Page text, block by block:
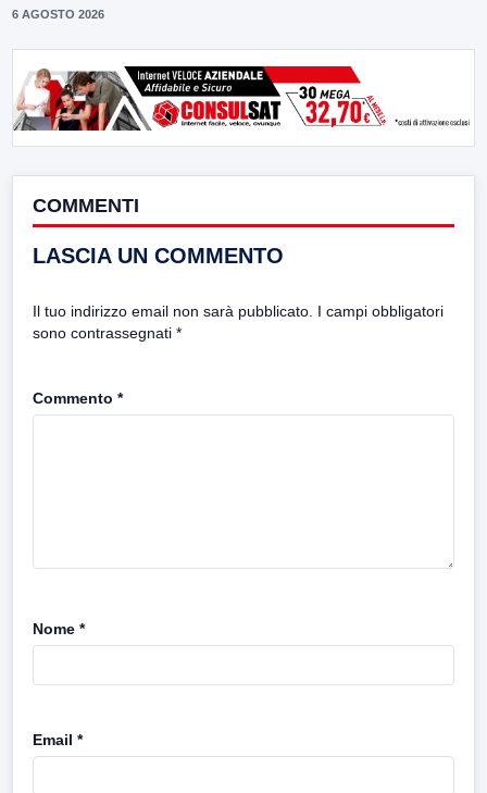
6 AGOSTO 2026
COMMENTI
LASCIA UN COMMENTO
Il tuo indirizzo email non sarà pubblicato. I campi obbligatori
sono contrassegnati *
Commento *
Nome *
Email *